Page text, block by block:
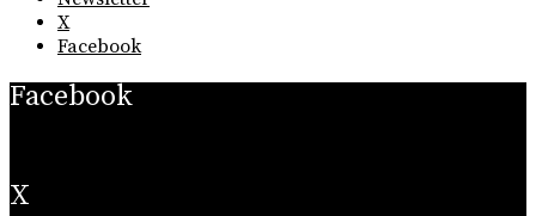
X
Facebook
Facebook
X